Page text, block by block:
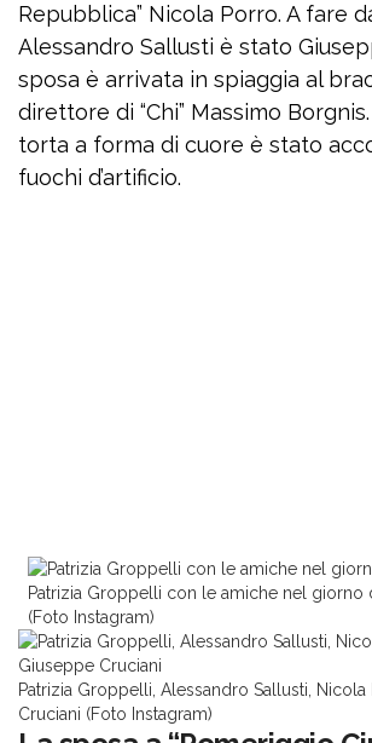
Repubblica” Nicola Porro. A fare
Alessandro Sallusti è stato
sposa è arrivata in spiaggia al
direttore di “Chi” Massimo
torta a forma di cuore è stato
fuochi d’artificio.
Patrizia Groppelli con le amiche nel giorno
(Foto Instagram)
Patrizia Groppelli, Alessandro Sallusti,
Cruciani (Foto Instagram)